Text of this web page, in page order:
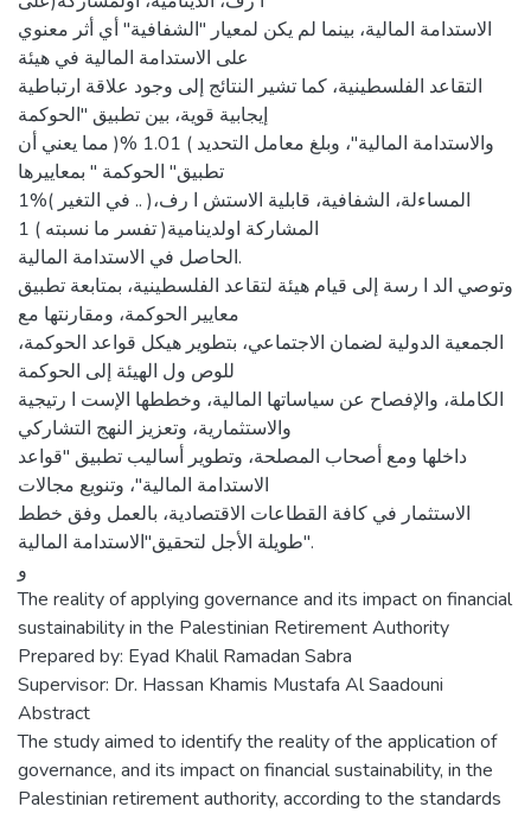
الاستدامة المالية، بينما لم يكن لمعيار "الشفافية" أي أثر معنوي
على الاستدامة المالية في هيئة
التقاعد الفلسطينية، كما تشير النتائج إلى وجود علاقة ارتباطية
إيجابية قوية، بين تطبيق "الحوكمة
والاستدامة المالية"، وبلغ معامل التحديد ) 1.01 %( مما يعني أن
تطبيق" الحوكمة " بمعاييرها
1%( في التغير .. )المساءلة، الشفافية، قابلية الاستش ا رف،
المشاركة اولدينامية( تفسر ما نسبته ) 1
الحاصل في الاستدامة المالية.
وتوصي الد ا رسة إلى قيام هيئة لتقاعد الفلسطينية، بمتابعة تطبيق
معايير الحوكمة، ومقارنتها مع
الجمعية الدولية لضمان الاجتماعي، بتطوير هيكل قواعد الحوكمة،
للوص ول الهيئة إلى الحوكمة
الكاملة، والإفصاح عن سياساتها المالية، وخططها الإست ا رتيجية
والاستثمارية، وتعزيز النهج التشاركي
داخلها ومع أصحاب المصلحة، وتطوير أساليب تطبيق "قواعد
الاستدامة المالية"، وتنويع مجالات
الاستثمار في كافة القطاعات الاقتصادية، بالعمل وفق خطط
طويلة الأجل لتحقيق"الاستدامة المالية".
و
The reality of applying governance and its impact on financial
sustainability in the Palestinian Retirement Authority
Prepared by: Eyad Khalil Ramadan Sabra
Supervisor: Dr. Hassan Khamis Mustafa Al Saadouni
Abstract
The study aimed to identify the reality of the application of
governance, and its impact on financial sustainability, in the
Palestinian retirement authority, according to the standards